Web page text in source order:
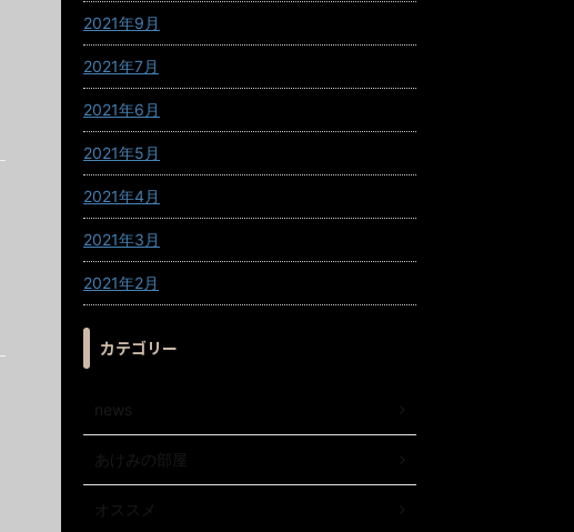
2021年9月
2021年7月
2021年6月
2021年5月
2021年4月
2021年3月
2021年2月
カテゴリー
news
あけみの部屋
オススメ